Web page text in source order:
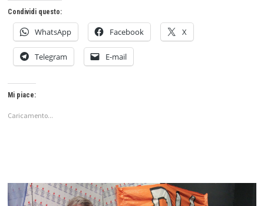
Condividi questo:
WhatsApp Facebook X
Telegram E-mail
Mi piace:
Caricamento...